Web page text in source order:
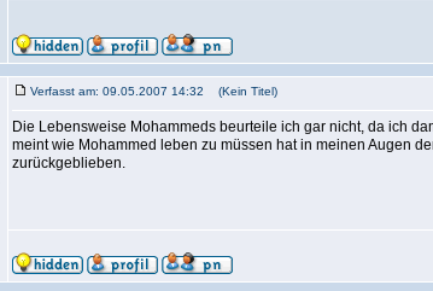
Verfasst am: 09.05.2007 14:32 (Kein Titel)
Die Lebensweise Mohammeds beurteile ich gar nicht, da ich
meint wie Mohammed leben zu müssen hat in meinen Augen
zurückgeblieben.